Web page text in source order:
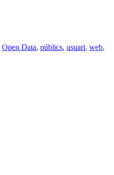
Open Data, públics, usuari, web,